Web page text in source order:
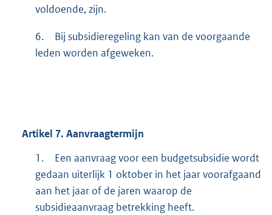
voldoende, zijn.
6.
Bij subsidieregeling kan van de voorgaande
leden worden afgeweken.
Artikel 7. Aanvraagtermijn
1.
Een aanvraag voor een budgetsubsidie wordt
gedaan uiterlijk 1 oktober in het jaar voorafgaand
aan het jaar of de jaren waarop de
subsidieaanvraag betrekking heeft.